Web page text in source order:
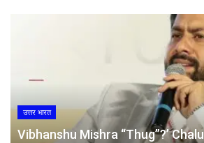
उत्तर भारत
Vibhanshu Mishra “Thug”?’